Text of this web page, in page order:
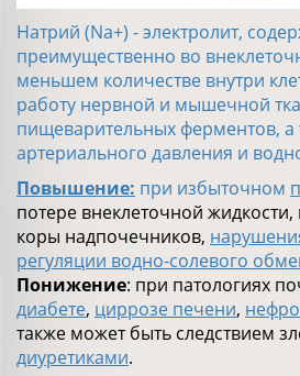
Натрий (Na+) - электролит,
преимущественно во
меньшем количестве внутри
работу нервной и мышечной
пищеварительных ферментов, а
артериального давления и
Повышение: при избыточном
потере внеклеточной жидкости,
коры надпочечников,
регуляции водно-солевого
Понижение: при патологиях
диабете, циррозе печени,
также может быть следствием
диуретиками.